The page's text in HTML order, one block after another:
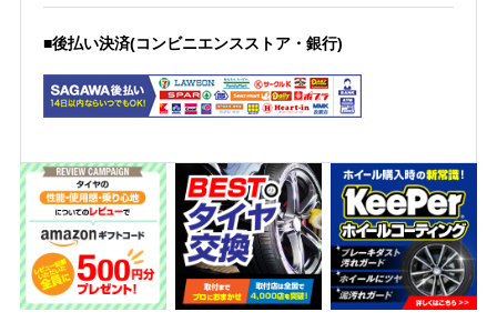
■後払い決済(コンビニエンスストア・銀行)